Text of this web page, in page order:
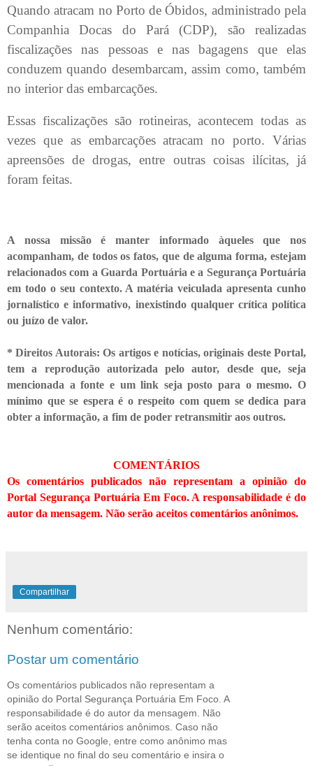
Quando atracam no Porto de Óbidos, administrado pela
Companhia Docas do Pará (CDP), são realizadas
fiscalizações nas pessoas e nas bagagens que elas
conduzem quando desembarcam, assim como, também
no interior das embarcações.
Essas fiscalizações são rotineiras, acontecem todas as
vezes que as embarcações atracam no porto. Várias
apreensões de drogas, entre outras coisas ilícitas, já
foram feitas.
A nossa missão é manter informado àqueles que nos
acompanham, de todos os fatos, que de alguma forma, estejam
relacionados com a Guarda Portuária e a Segurança Portuária
em todo o seu contexto. A matéria veiculada apresenta cunho
jornalístico e informativo, inexistindo qualquer crítica política
ou juízo de valor.
* Direitos Autorais: Os artigos e notícias, originais deste Portal,
tem a reprodução autorizada pelo autor, desde que, seja
mencionada a fonte e um link seja posto para o mesmo. O
mínimo que se espera é o respeito com quem se dedica para
obter a informação, a fim de poder retransmitiraos outros.
COMENTÁRIOS
Os comentários publicados não representam a opinião do
Portal Segurança Portuária Em Foco. A responsabilidade é do
autor da mensagem. Não serão aceitos comentários anônimos.
Compartilhar
Nenhum comentário:
Postar um comentário
Os comentários publicados não representam a
opinião do Portal Segurança Portuária Em Foco. A
responsabilidade é do autor da mensagem. Não
serão aceitos comentários anônimos. Caso não
tenha conta no Google, entre como anônimo mas
se identique no final do seu comentário e insira o